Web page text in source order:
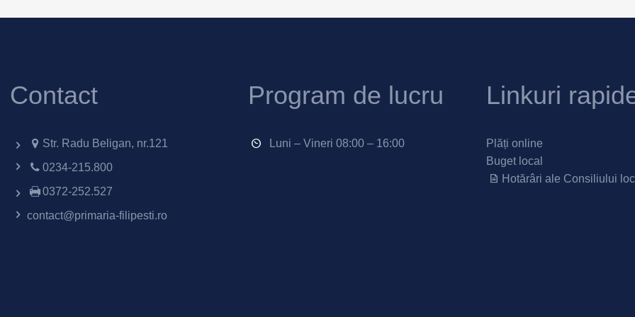
Contact
Str. Radu Beligan, nr.121
0234-215.800
0372-252.527
contact@primaria-filipesti.ro
Program de lucru
Luni – Vineri 08:00 – 16:00
Linkuri
Plăți online
Buget local
Hotărâri ale Consiliului